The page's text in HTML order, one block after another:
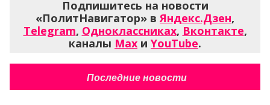
Подпишитесь на новости
«ПолитНавигатор» вЯндекс.Дзен,
Telegram, Одноклассниках, Вконтакте,
каналы Max и YouTube.
Последние новости